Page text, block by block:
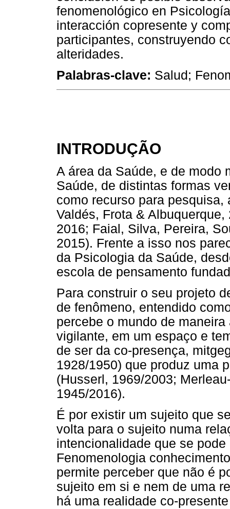
fenomenológico en
interacción copresente y
participantes, construyendo
alteridades.
Palabras-clave: Salud;
INTRODUÇÃO
A área da Saúde, e de modo
Saúde, de distintas formas
como recurso para
Valdés, Frota &
2016; Faial, Silva, Pereira,
2015). Frente a isso nos
da Psicologia da Saúde,
escola de pensamento
Para construir o seu projeto
de fenômeno, entendido
percebe o mundo de
vigilante, em um espaço e
de ser da co-presença,
1928/1950) que produz uma
(Husserl, 1969/2003;
1945/2016).
É por existir um sujeito que
volta para o sujeito numa
intencionalidade que se
Fenomenologia
permite perceber que não é
sujeito em si e nem de uma
há uma realidade co-